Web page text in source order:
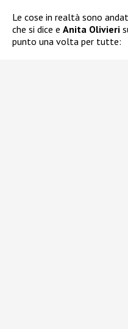
Le cose in realtà sono
che si dice e Anita Olivieri
punto una volta per tutte: